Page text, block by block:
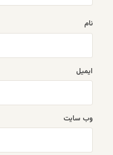
نام
ایمیل
وب‌ سایت